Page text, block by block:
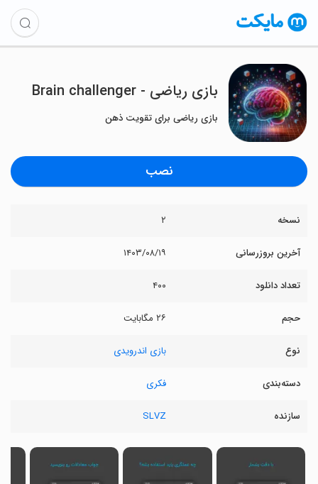
بازی ریاضی - Brain challenger
بازی ریاضی برای تقویت ذهن
نصب
نسخه ۲
آخرین بروزرسانی ۱۴۰۳/۰۸/۱۹
تعداد دانلود ۴۰۰
حجم ۲۶ مگابایت
نوع بازی اندرویدی
دسته‌بندی فکری
سازنده SLVZ